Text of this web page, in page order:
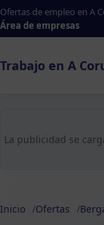
Ofertas de empleo en A
Área de empresas
Trabajo en A
La publicidad se
Inicio Ofertas